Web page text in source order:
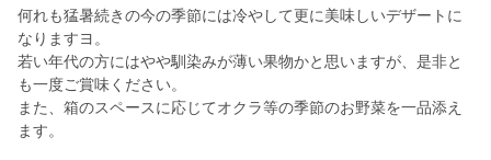
何れも猛暑続きの今の季節には冷やして更に美味しいデザートに
なりますヨ。
若い年代の方にはやや馴染みが薄い果物かと思いますが、是非と
も一度ご賞味ください。
また、箱のスペースに応じてオクラ等の季節のお野菜を一品添え
ます。